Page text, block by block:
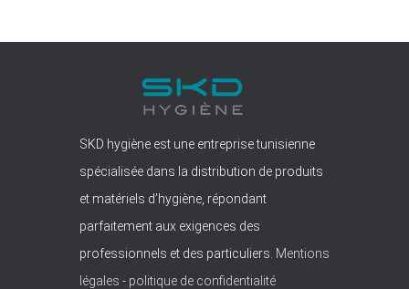
SKD hygiène est une entreprise tunisienne
spécialisée dans la distribution de produits
et matériels d’hygiène, répondant
parfaitement aux exigences des
professionnels et des particuliers. Mentions
légales -politique de confidentialité